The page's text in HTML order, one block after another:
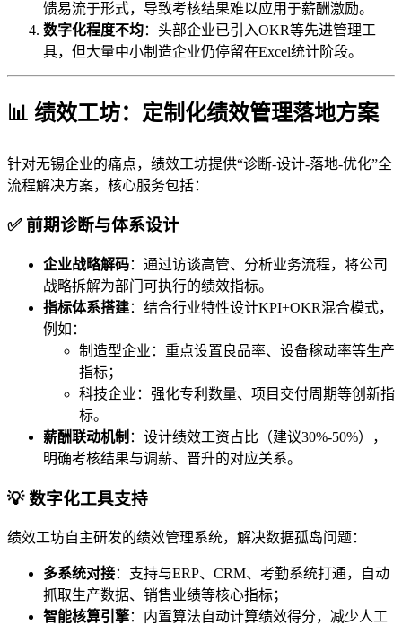
馈易流于形式，导致考核结果难以应用于薪酬激励。
数字化程度不均：头部企业已引入OKR等先进管理工
具，但大量中小制造企业仍停留在Excel统计阶段。
📊 绩效工坊：定制化绩效管理落地方案
针对无锡企业的痛点，绩效工坊提供“诊断-设计-落地-优化”全
流程解决方案，核心服务包括：
✅ 前期诊断与体系设计
企业战略解码：通过访谈高管、分析业务流程，将公司
战略拆解为部门可执行的绩效指标。
指标体系搭建：结合行业特性设计KPI+OKR混合模式，
例如：
制造型企业：重点设置良品率、设备稼动率等生产
指标；
科技企业：强化专利数量、项目交付周期等创新指
标。
薪酬联动机制 ：设计绩效工资占比（建议30%-50%），
明确考核结果与调薪、晋升的对应关系。
💡 数字化工具支持
绩效工坊自主研发的绩效管理系统，解决数据孤岛问题：
多系统对接：支持与ERP、CRM、考勤系统打通，自动
抓取生产数据、销售业绩等核心指标；
智能核算引擎：内置算法自动计算绩效得分，减少人工